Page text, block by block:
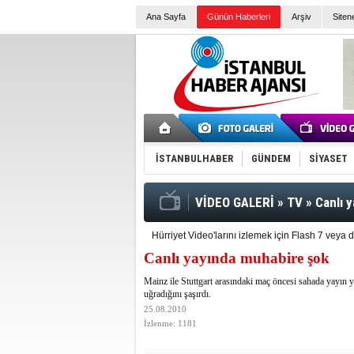
Ana Sayfa Günün Haberleri Arşiv
İSTANBULHABER GÜNDEM SİYASET
VİDEO GALERİ » TV » Canlı
Hürriyet Video'larını izlemek için Flash 7
Canlı yayında muhabire şok
Mainz ile Stuttgart arasındaki maç öncesi sahada
uğradığını şaşırdı.
25.08.2010
İzlenme: 1181